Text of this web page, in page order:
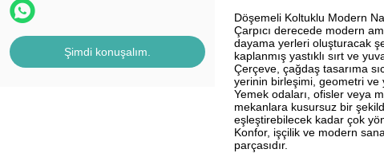
Şimdi konuşalım.
Döşemeli Koltuklu Modern
Çarpıcı derecede modern
dayama yerleri oluşturacak
kaplanmış yastıklı sırt ve
Çerçeve, çağdaş tasarıma
yerinin birleşimi, geometri ve
Yemek odaları, ofisler veya
mekanlara kusursuz bir
eşleştirebilecek kadar çok
Konfor, işçilik ve modern
parçasıdır.